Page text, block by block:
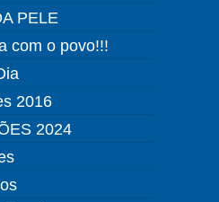
PELE
com o povo!!!
2016
2024